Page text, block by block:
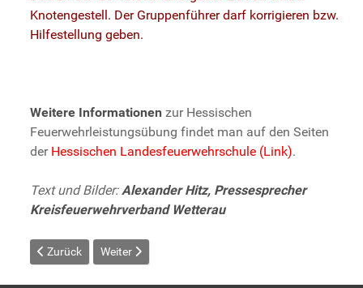
Knotengestell. Der Gruppenführer darf korrigieren bzw.
Hilfestellung geben.
Weitere Informationen zur Hessischen
Feuerwehrleistungsübung findet man auf den Seiten
der Hessischen Landesfeuerwehrschule (Link).
Text und Bilder:Alexander Hitz, Pressesprecher
Kreisfeuerwehrverband Wetterau
Vorheriger Beitrag: Moritz Otto als neuer Organisatorischer
Zurück Nächster Beitrag: Bewegender Abschied für
Weiter